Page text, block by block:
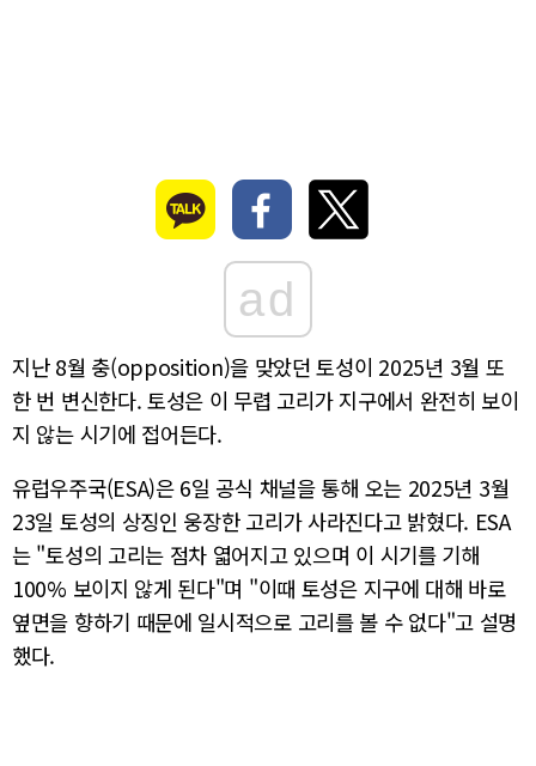
ad
지난 8월 충(opposition)을 맞았던 토성이 2025년 3월 또
한 번 변신한다. 토성은 이 무렵 고리가 지구에서 완전히 보이
지 않는 시기에 접어든다.
유럽우주국(ESA)은 6일 공식 채널을 통해 오는 2025년 3월
23일 토성의 상징인 웅장한 고리가 사라진다고 밝혔다. ESA
는 "토성의 고리는 점차 엷어지고 있으며 이 시기를 기해
100% 보이지 않게 된다"며 "이때 토성은 지구에 대해 바로
옆면을 향하기 때문에 일시적으로 고리를 볼 수 없다"고 설명
했다.